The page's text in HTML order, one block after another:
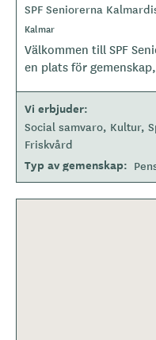
SPF Seniorerna
Kalmar
Välkommen till SPF
en plats för
Vi erbjuder
Social samvaro Kultur
Friskvård
Typ av gemenskap